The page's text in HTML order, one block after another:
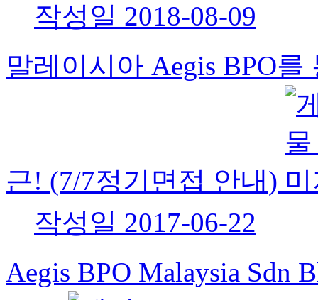
작성일 2018-08-09
말레이시아 Aegis BPO
근! (7/7정기면접 안내)
작성일 2017-06-22
Aegis BPO Malaysia Sdn